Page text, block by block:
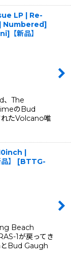
LP | Re-
Numbered]
新品】
、The
のBud
たVolcano唯
|
】
[BTTG-
Beach
1が戻ってき
Bud Gaugh